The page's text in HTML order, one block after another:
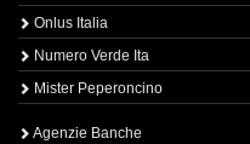
Onlus Italia
Numero Verde Ita
Mister Peperoncino
Agenzie Banche